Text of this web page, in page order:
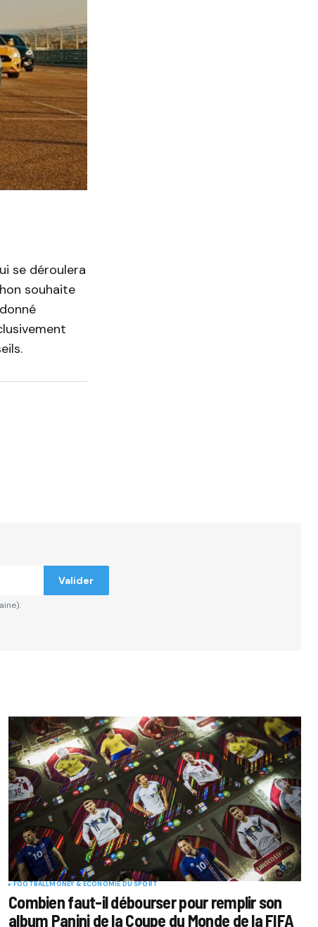
se déroulera
souhaite
Valider
FOOTBALLMONEY & ÉCONOMIE DU SPORT
Combien faut-il débourser pour remplir son
album Panini de la Coupe du Monde de la FIFA